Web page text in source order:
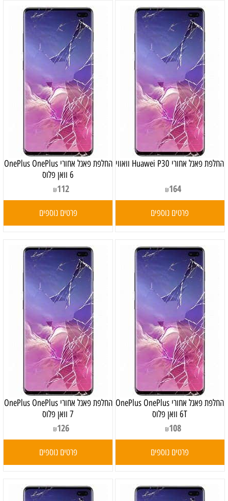
‏החלפת פאנל אחורי Huawei P30 וואווי
₪164
פרטים נוספים
‏החלפת פאנל אחורי OnePlus OnePlus
6 וואן פלוס
₪112
פרטים נוספים
‏החלפת פאנל אחורי OnePlus OnePlus
6T וואן פלוס
₪108
פרטים נוספים
‏החלפת פאנל אחורי OnePlus OnePlus
7 וואן פלוס
₪126
פרטים נוספים